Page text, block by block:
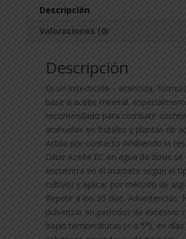
Descripción
Valoraciones (0)
Descripción
Es un insecticida – acaricida,
base a aceite mineral,
recomendado para combatir
arañuelas en frutales y plantas de
Actúa por contacto inhibiendo la
Diluir Aceite EC en agua (la dosis se
encuentra en el marbete según el
cultivo) y aplicar por método de
Repetir a los 30 días. Advertencias:
pulverizar en períodos de excesivo
bajas temperaturas (< a 5°), en